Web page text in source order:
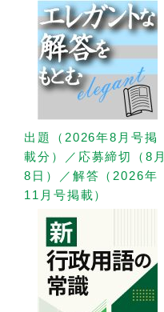
出題（2026年8月号掲
載分）／応募締切（8月
8日）／解答（2026年
11月号掲載）